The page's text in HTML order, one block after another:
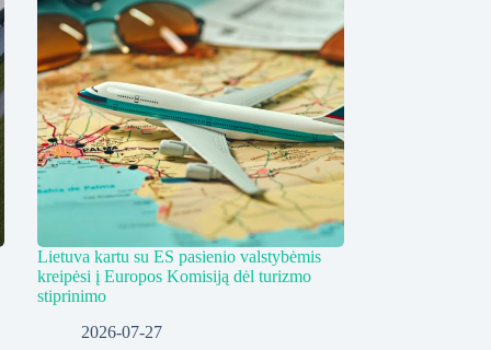
Lietuva kartu su ES pasienio valstybėmis
kreipėsi į Europos Komisiją dėl turizmo
stiprinimo
2026-07-27